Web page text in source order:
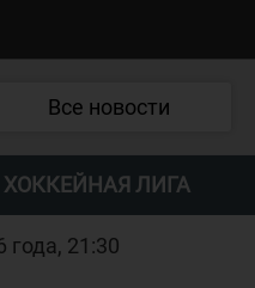
Все новости
ЛИГА
года, 21:30